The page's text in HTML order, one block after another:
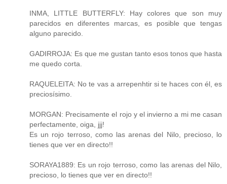
INMA, LITTLE BUTTERFLY: Hay colores que son muy
parecidos en diferentes marcas, es posible que tengas
alguno parecido.
GADIRROJA: Es que me gustan tanto esos tonos que hasta
me quedo corta.
RAQUELEITA: No te vas a arrepenhtir si te haces con él, es
preciosísimo.
MORGAN: Precisamente el rojo y el invierno a mi me casan
perfectamente, oiga, jjj!
Es un rojo terroso, como las arenas del Nilo, precioso, lo
tienes que ver en directo!!
SORAYA1889: Es un rojo terroso, como las arenas del Nilo,
precioso, lo tienes que ver en directo!!